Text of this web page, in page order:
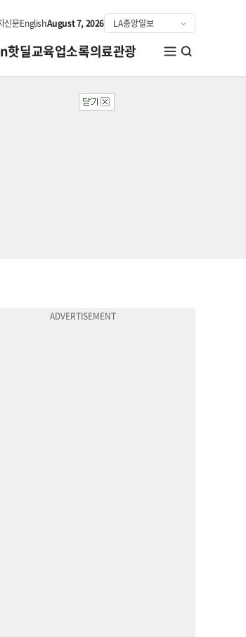
신문EnglishAugust 7, 2026
핫딜교육업소록의료관광